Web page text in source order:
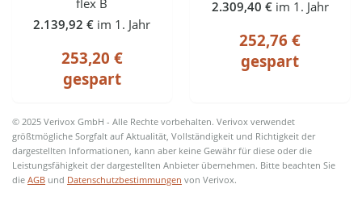
2.139,92 € im 1. Jahr
253,20 €
gespart
2.309,40 € im 1. Jahr
252,76 €
gespart
© 2025 Verivox GmbH - Alle Rechte vorbehalten. Verivox verwendet
größtmögliche Sorgfalt auf Aktualität, Vollständigkeit und Richtigkeit der
dargestellten Informationen, kann aber keine Gewähr für diese oder die
Leistungsfähigkeit der dargestellten Anbieter übernehmen. Bitte beachten Sie
dieAGB und Datenschutzbestimmungen von Verivox.